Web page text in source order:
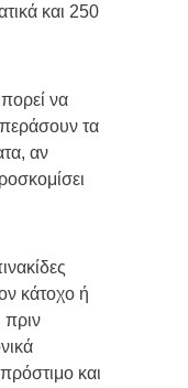
και 250
να
τα
αν
κάτοχο ή
πριν
και